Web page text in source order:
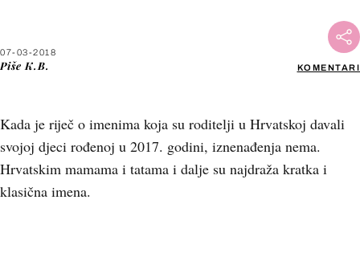
07-03-2018
Piše K.B. KOMENTARI
Kada je riječ o imenima koja su roditelji u Hrvatskoj davali
svojoj djeci rođenoj u 2017. godini, iznenađenja nema.
Hrvatskim mamama i tatama i dalje su najdraža kratka i
klasična imena.